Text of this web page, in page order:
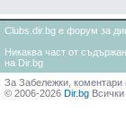
Clubs.dir.bg е форум за
Никаква част от
на Dir.bg
За Забележки,
© 2006-2026 Dir.bg Всички